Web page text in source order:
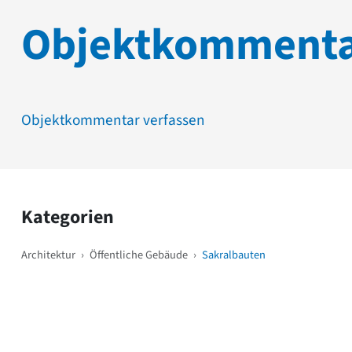
Objektkommentar verfassen
Kategorien
Architektur › Öffentliche Gebäude › Sakralbauten